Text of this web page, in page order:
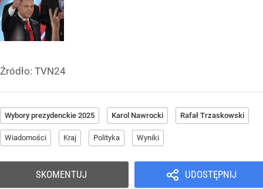
Źródło: TVN24
Wybory prezydenckie 2025 Karol Nawrocki Rafał Trzaskowski
Wiadomości Kraj Polityka Wyniki
UDOSTĘPNIJ
SKOMENTUJ